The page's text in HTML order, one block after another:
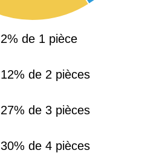
2% de 1 pièce
12% de 2 pièces
27% de 3 pièces
30% de 4 pièces